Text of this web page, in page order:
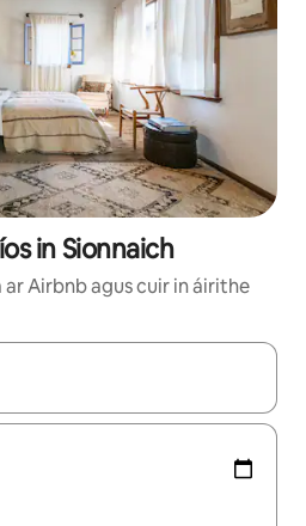
in Sionnaich
Airbnb agus cuir in áirithe
fáil, déan nascleanúint le